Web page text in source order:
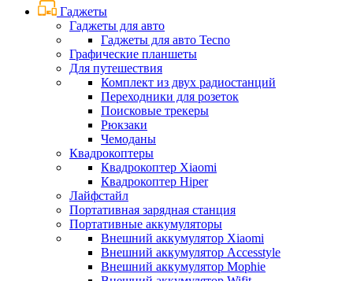
Гаджеты
Гаджеты для авто
Гаджеты для авто Tecno
Графические планшеты
Для путешествия
Комплект из двух радиостанций
Переходники для розеток
Поисковые трекеры
Рюкзаки
Чемоданы
Квадрокоптеры
Квадрокоптер Xiaomi
Квадрокоптер Hiper
Лайфстайл
Портативная зарядная станция
Портативные аккумуляторы
Внешний аккумулятор Xiaomi
Внешний аккумулятор Accesstyle
Внешний аккумулятор Mophie